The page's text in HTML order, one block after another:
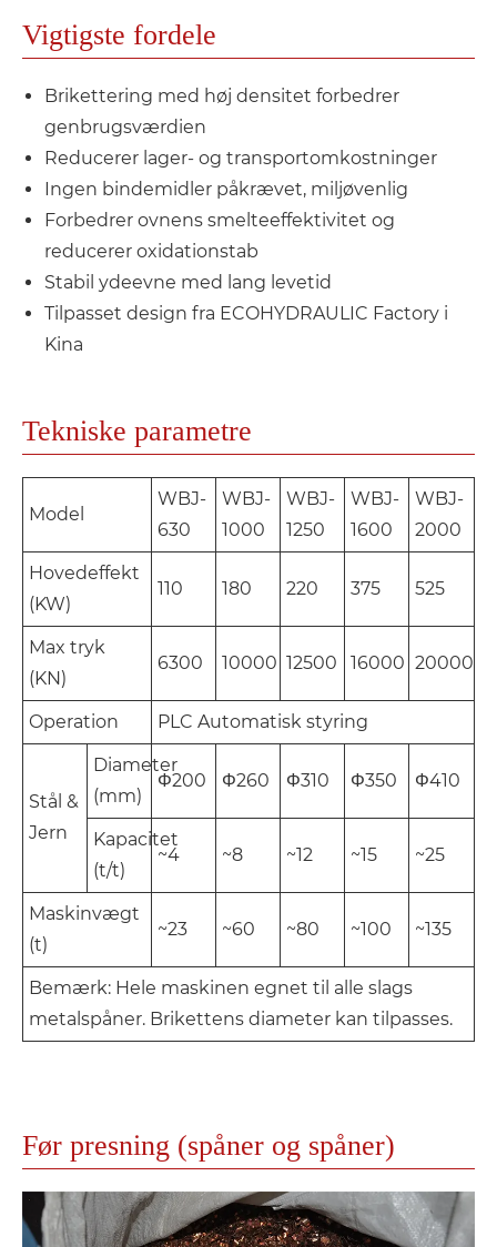
Vigtigste fordele
Brikettering med høj densitet forbedrer
genbrugsværdien
Reducerer lager- og transportomkostninger
Ingen bindemidler påkrævet, miljøvenlig
Forbedrer ovnens smelteeffektivitet og
reducerer oxidationstab
Stabil ydeevne med lang levetid
Tilpasset design fra ECOHYDRAULIC Factory i
Kina
Tekniske parametre
Model
WBJ-
630
WBJ-
1000
WBJ-
1250
WBJ-
1600
WBJ-
2000
Hovedeffekt
(KW)
110 180 220 375 525
Max tryk
(KN)
6300 10000 12500 16000 20000
Operation PLC Automatisk styring
Stål &
Jern
Diameter
(mm)
Φ200 Φ260 Φ310 Φ350 Φ410
Kapacitet
(t/t)
~4 ~8 ~12 ~15 ~25
Maskinvægt
(t)
~23 ~60 ~80 ~100 ~135
Bemærk: Hele maskinen egnet til alle slags
metalspåner. Brikettens diameter kan tilpasses.
Før presning (spåner og spåner)